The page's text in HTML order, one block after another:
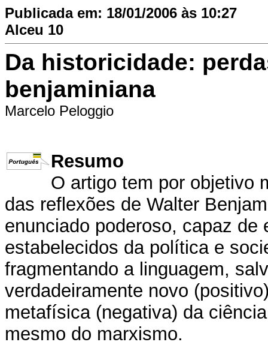
Publicada em: 18/01/2006 às 10:27
Alceu 10
Da historicidade:
benjaminiana
Marcelo Peloggio
Resumo
O artigo tem por objetivo
das reflexões de Walter
enunciado poderoso, capaz de
estabelecidos da política e
fragmentando a linguagem,
verdadeiramente novo
metafísica (negativa) da
mesmo do marxismo.